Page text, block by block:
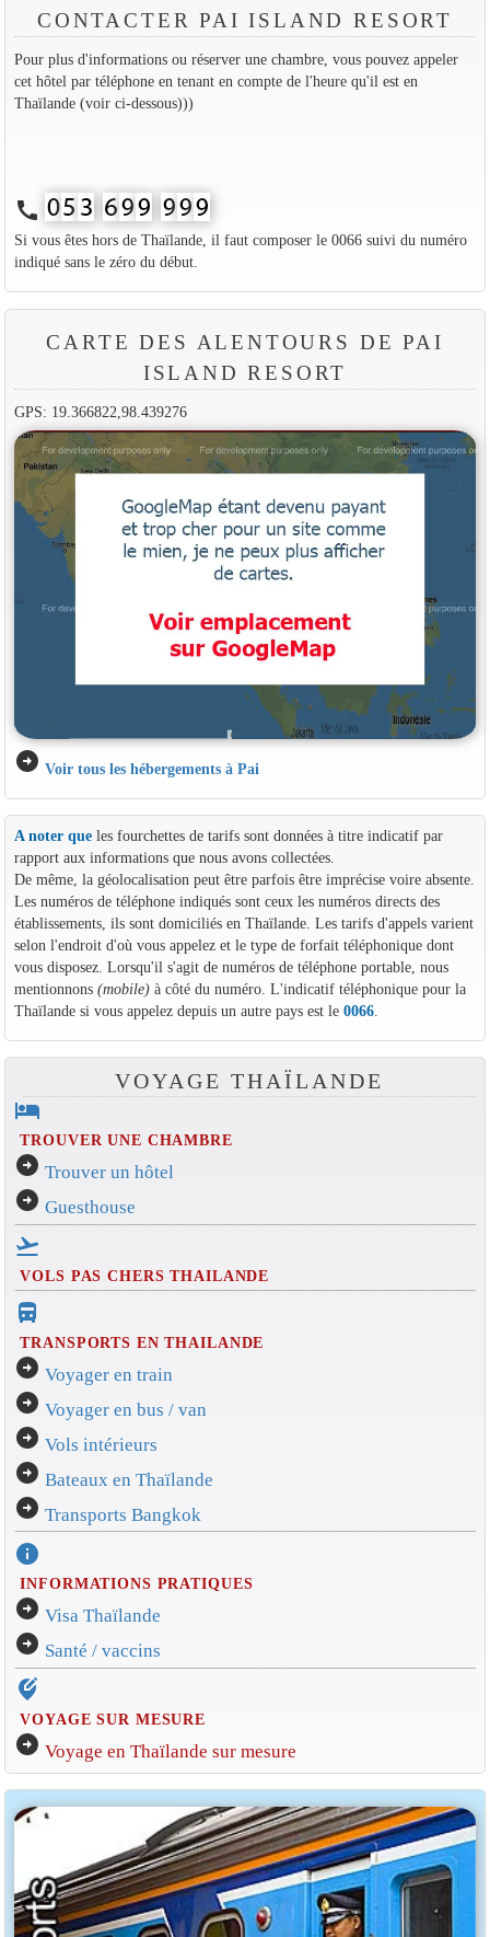
CONTACTER PAI ISLAND RESORT
Pour plus d'informations ou réserver une chambre, vous pouvez appeler
cet hôtel par téléphone en tenant en compte de l'heure qu'il est en
Thaïlande (voir ci-dessous)))
call
Si vous êtes hors de Thaïlande, il faut composer le 0066 suivi du numéro
indiqué sans le zéro du début.
CARTE DES ALENTOURS DE PAI
ISLAND RESORT
GPS: 19.366822,98.439276
arrow_circle_right Voir tous les hébergements à Pai
A noter queles fourchettes de tarifs sont données à titre indicatif par
rapport aux informations que nous avons collectées.
De même, la géolocalisation peut être parfois être imprécise voire absente.
Les numéros de téléphone indiqués sont ceux les numéros directs des
établissements, ils sont domiciliés en Thaïlande. Les tarifs d'appels varient
selon l'endroit d'où vous appelez et le type de forfait téléphonique dont
vous disposez. Lorsqu'il s'agit de numéros de téléphone portable, nous
mentionnons (mobile)à côté du numéro. L'indicatif téléphonique pour la
Thaïlande si vous appelez depuis un autre pays est le 0066.
VOYAGE THAÏLANDE
hotel
TROUVER UNE CHAMBRE
arrow_circle_right Trouver un hôtel
arrow_circle_right Guesthouse
flight_takeoff
VOLS PAS CHERS THAILANDE
directions_bus_filled
TRANSPORTS EN THAILANDE
arrow_circle_right Voyager en train
arrow_circle_right Voyager en bus / van
arrow_circle_right Vols intérieurs
arrow_circle_right Bateaux en Thaïlande
arrow_circle_right Transports Bangkok
info
INFORMATIONS PRATIQUES
arrow_circle_right Visa Thaïlande
arrow_circle_right Santé / vaccins
edit_location_alt
VOYAGE SUR MESURE
arrow_circle_right Voyage en Thaïlande sur mesure